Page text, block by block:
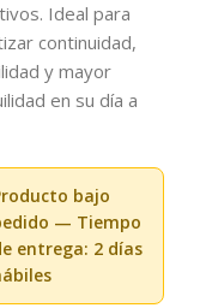
Ideal para
continuidad,
y mayor
en su día a
bajo
— Tiempo
entrega: 2 días